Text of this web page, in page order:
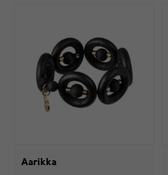
Aarikka